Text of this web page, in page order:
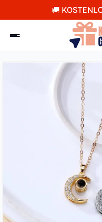
🚚